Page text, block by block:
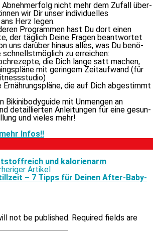
Abnehmerfolg nicht mehr dem Zufall über­
wir Dir un­ser in­di­vi­du­el­les
Herz legen.
Programmen hast Du dort ei­nen
der täg­lich Deine Fragen be­ant­wor­tet
uns dar­über hin­aus al­les, was Du be­nö­
zu erreichen:
die Dich lan­ge satt machen,
mit ge­rin­gem Zeitaufwand (für
die auf Dich ab­ge­stimmt
Bikinibodyguide mit Unmengen an
de­tail­lier­ten Anleitungen für ei­ne ge­sun­
und vie­les mehr!
Infos!!
und kalorienarm
Artikel
– 7 Tipps für Deinen After-Baby-
not be published. Required fields are